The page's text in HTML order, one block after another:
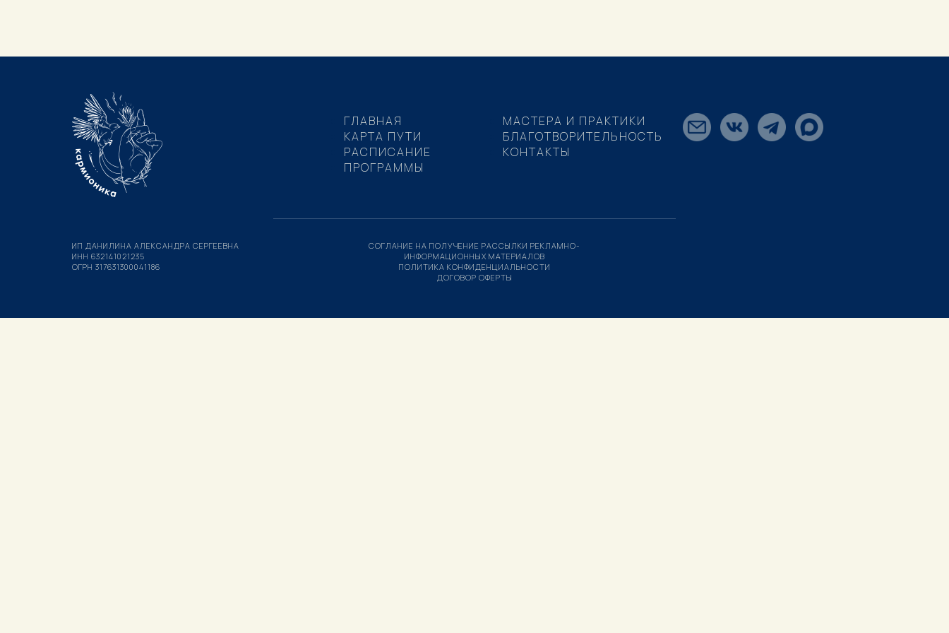
ГЛАВНАЯ
КАРТА ПУТИ
РАСПИСАНИЕ
ПРОГРАММЫ
МАСТЕРА И ПРАКТИКИ
БЛАГОТВОРИТЕЛЬНОСТЬ
КОНТАКТЫ
ИП ДАНИЛИНА АЛЕКСАНДРА СЕРГЕЕВНА
ИНН 632141021235
ОГРН 317631300041186
СОГЛАНИЕ НА ПОЛУЧЕНИЕ РАССЫЛКИ РЕКЛАМНО-
ИНФОРМАЦИОННЫХ МАТЕРИАЛОВ
ПОЛИТИКА КОНФИДЕНЦИАЛЬНОСТИ
ДОГОВОР ОФЕРТЫ